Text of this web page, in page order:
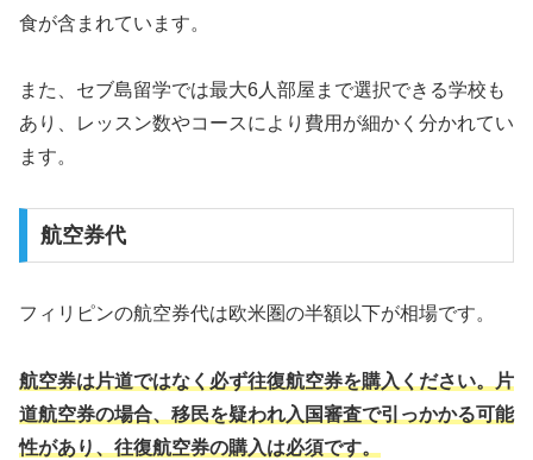
食が含まれています。
また、セブ島留学では最大6人部屋まで選択できる学校も
あり、レッスン数やコースにより費用が細かく分かれてい
ます。
航空券代
フィリピンの航空券代は欧米圏の半額以下が相場です。
航空券は片道ではなく必ず往復航空券を購入ください。片
道航空券の場合、移民を疑われ入国審査で引っかかる可能
性があり、往復航空券の購入は必須です。